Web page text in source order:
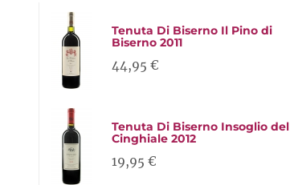
Tenuta Di Biserno Il Pino di
Biserno 2011
44,95 €
Tenuta Di Biserno Insoglio del
Cinghiale 2012
19,95 €